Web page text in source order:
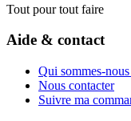
Tout pour tout faire
Aide & contact
Qui sommes-
Nous contacter
Suivre ma